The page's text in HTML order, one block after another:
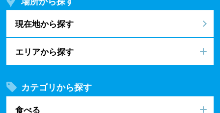
現在地から探す
エリアから探す
カテゴリから探す
食べる